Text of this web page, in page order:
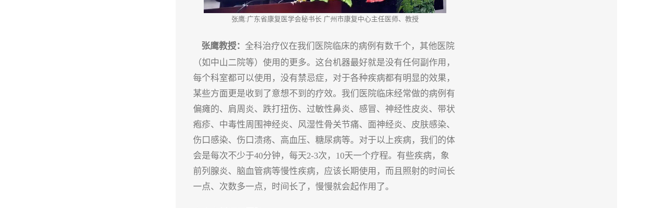
张鹰:广东省康复医学会秘书长 广州市康复中心主任医师、教授
张鹰教授： 全科治疗仪在我们医院临床的病例有数千个，其他医院
（如中山二院等）使用的更多。这台机器最好就是没有任何副作用，
每个科室都可以使用，没有禁忌症，对于各种疾病都有明显的效果，
某些方面更是收到了意想不到的疗效。我们医院临床经常做的病例有
偏瘫的、肩周炎、跌打扭伤、过敏性鼻炎、感冒、神经性皮炎、带状
疱疹、中毒性周围神经炎、风湿性骨关节痛、面神经炎、皮肤感染、
伤口感染、伤口溃疡、高血压、糖尿病等。对于以上疾病，我们的体
会是每次不少于40分钟，每天2-3次，10天一个疗程。有些疾病，象
前列腺炎、脑血管病等慢性疾病，应该长期使用，而且照射的时间长
一点、次数多一点，时间长了，慢慢就会起作用了。